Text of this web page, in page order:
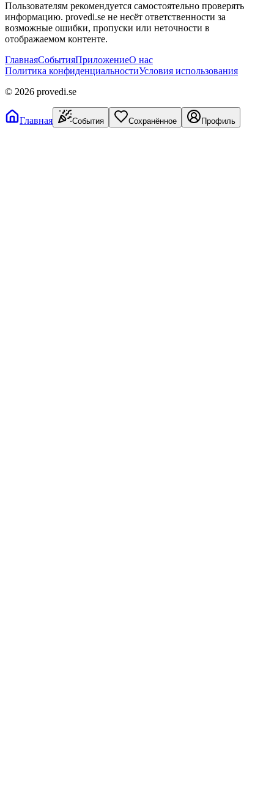
Пользователям рекомендуется самостоятельно проверять
информацию. provedi.se не несёт ответственности за
возможные ошибки, пропуски или неточности в
отображаемом контенте.
ГлавнаяСобытияПриложениеО нас
Политика конфиденциальностиУсловия использования
© 2026 provedi.se
Главная События Сохранённое Профиль